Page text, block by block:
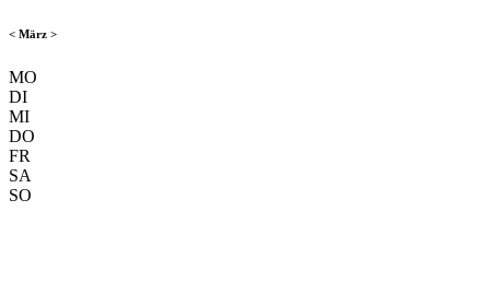
< März >
MO
DI
MI
DO
FR
SA
SO